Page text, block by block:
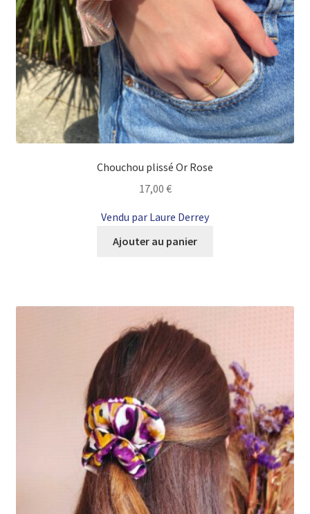
Chouchou plissé Or Rose
17,00 €
Vendu par Laure Derrey
Ajouter au panier